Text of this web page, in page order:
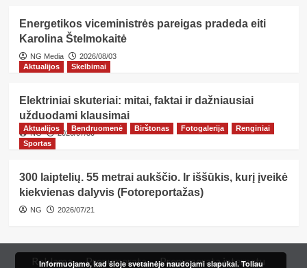
Energetikos viceministrės pareigas pradeda eiti
Karolina Štelmokaitė
NG Media
2026/08/03
Aktualijos
Skelbimai
Elektriniai skuteriai: mitai, faktai ir dažniausiai
užduodami klausimai
NG 2026/07/30
Aktualijos Bendruomenė Birštonas Fotogalerija
Renginiai
Sportas
300 laiptelių. 55 metrai aukščio. Ir iššūkis, kurį įveikė
kiekvienas dalyvis (Fotoreportažas)
NG 2026/07/21
Reklama Prenumerata Prenumerata internetu
Informuojame, kad šioje svetainėje naudojami slapukai. Toliau